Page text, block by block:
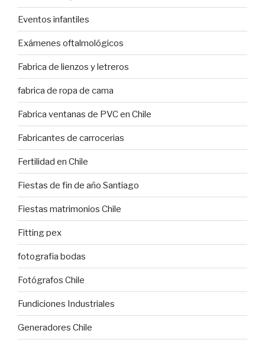
Eventos infantiles
Exámenes oftalmológicos
Fabrica de lienzos y letreros
fabrica de ropa de cama
Fabrica ventanas de PVC en Chile
Fabricantes de carrocerias
Fertilidad en Chile
Fiestas de fin de año Santiago
Fiestas matrimonios Chile
Fitting pex
fotografia bodas
Fotógrafos Chile
Fundiciones Industriales
Generadores Chile